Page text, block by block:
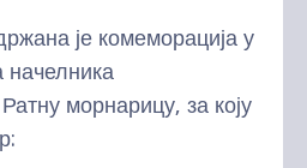
је комеморација у
начелника
морнарицу, за коју